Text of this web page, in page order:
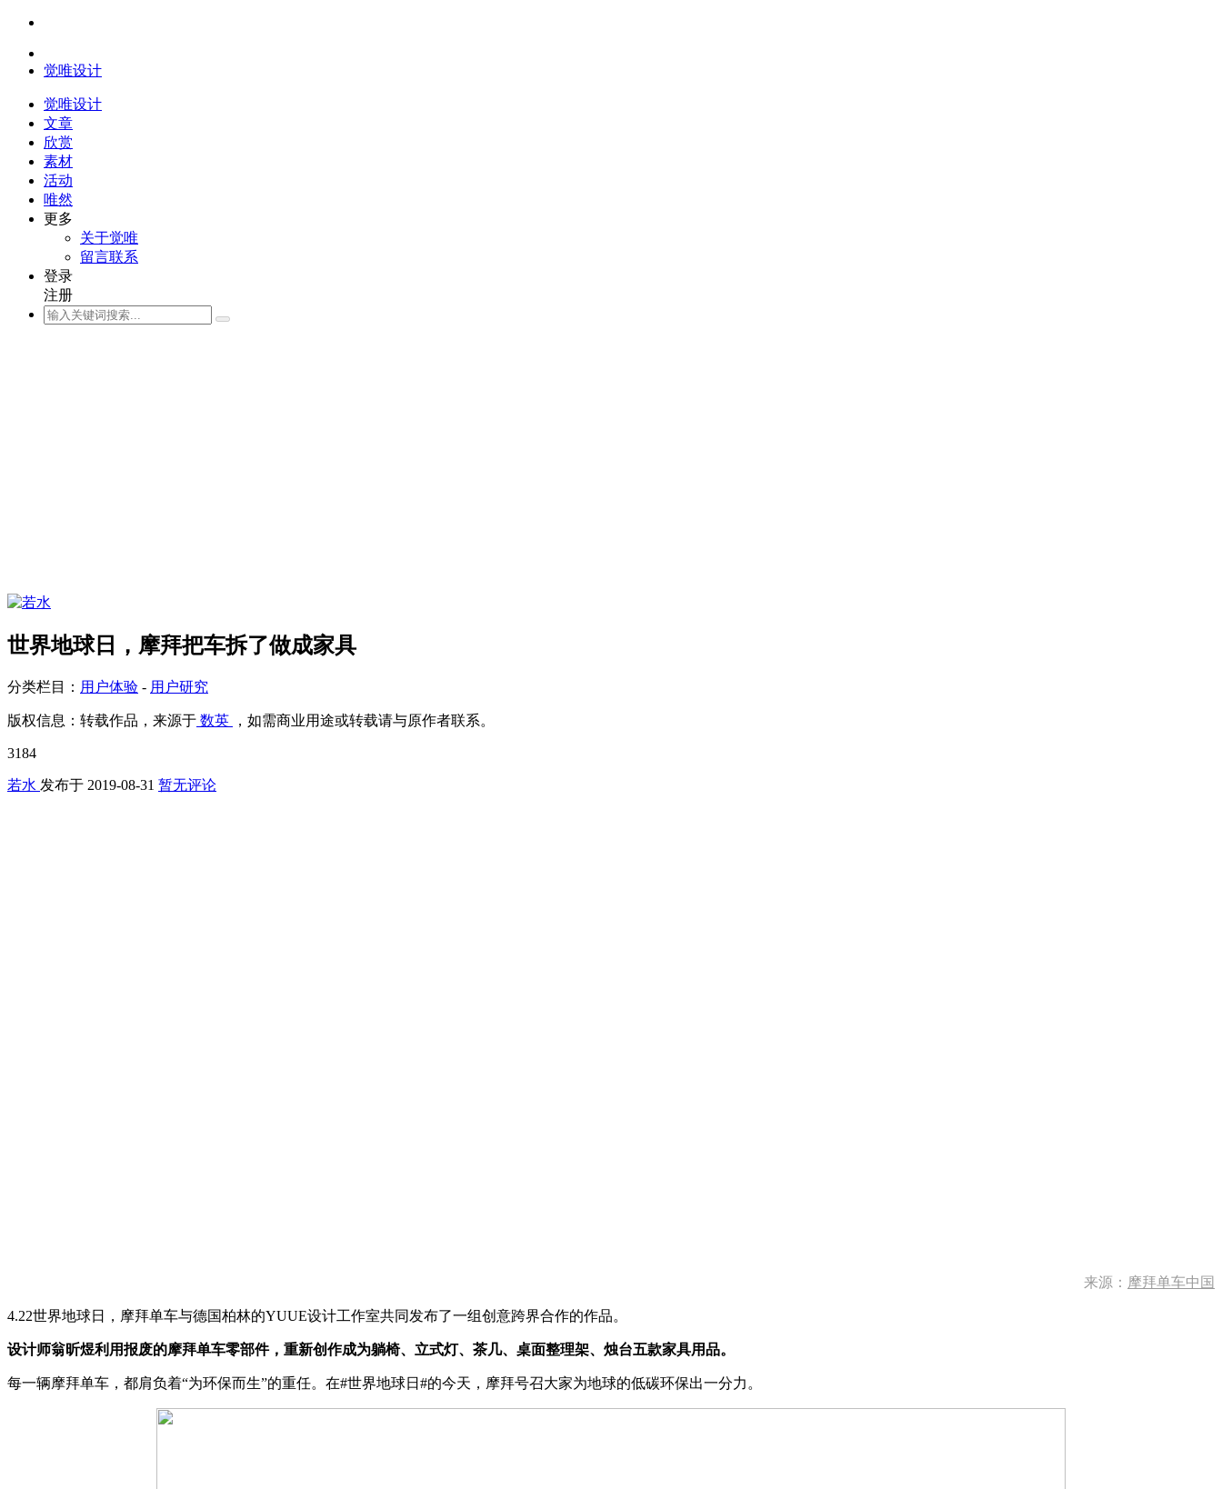
觉唯设计
觉唯设计
文章
欣赏
素材
活动
唯然
更多
关于觉唯
留言联系
登录
注册
世界地球日，摩拜把车拆了做成家具
分类栏目： 用户体验 - 用户研究
版权信息： 转载作品，来源于 数英 ，如需商业用途或转载请与原作者联系。
3184
若水 发布于 2019-08-31 暂无评论
来源： 摩拜单车中国
4.22世界地球日，摩拜单车与德国柏林的YUUE设计工作室共同发布了一组创意跨界合作的作品。
设计师翁昕煜利用报废的摩拜单车零部件，重新创作成为躺椅、立式灯、茶几、桌面整理架、烛台五款家具用品。
每一辆摩拜单车，都肩负着“为环保而生”的重任。在#世界地球日#的今天，摩拜号召大家为地球的低碳环保出一分力。